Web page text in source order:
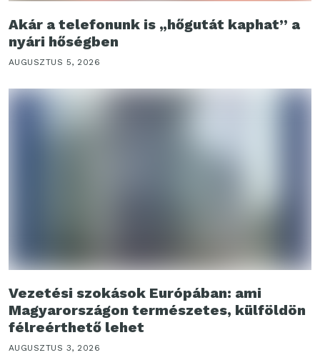
Akár a telefonunk is „hőgutát kaphat” a
nyári hőségben
AUGUSZTUS 5, 2026
Vezetési szokások Európában: ami
Magyarországon természetes, külföldön
félreérthető lehet
AUGUSZTUS 3, 2026